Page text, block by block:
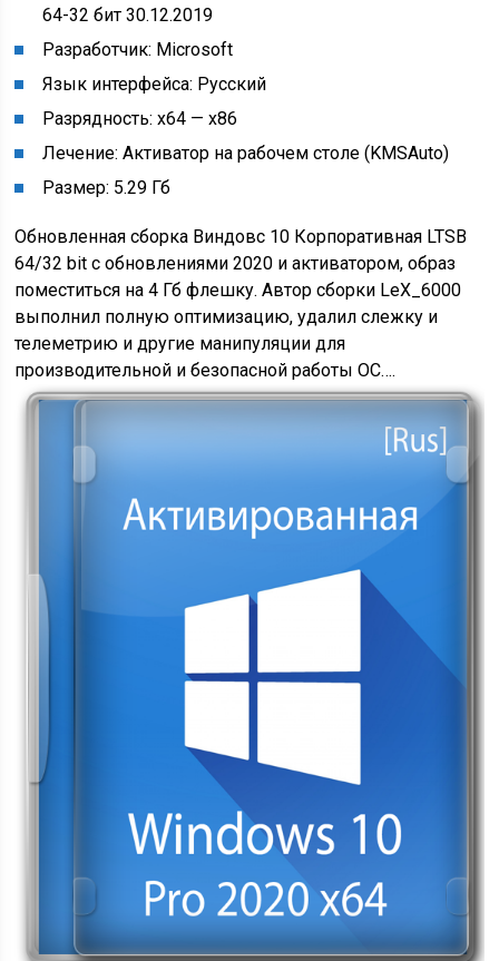
64-32 бит 30.12.2019
Разработчик: Microsoft
Язык интерфейса: Русский
Разрядность: x64 — x86
Лечение: Активатор на рабочем столе (KMSAuto)
Размер: 5.29 Гб
Обновленная сборка Виндовс 10 Корпоративная LTSB
64/32 bit с обновлениями 2020 и активатором, образ
поместиться на 4 Гб флешку. Автор сборки LeX_6000
выполнил полную оптимизацию, удалил слежку и
телеметрию и другие манипуляции для
производительной и безопасной работы ОС….